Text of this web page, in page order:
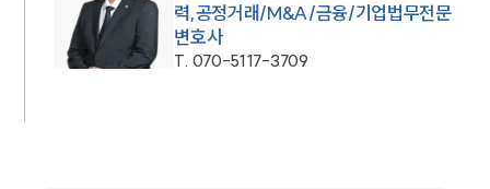
력,공정거래/M&A/금융/기업법무전문
변호사
T. 070-5117-3709